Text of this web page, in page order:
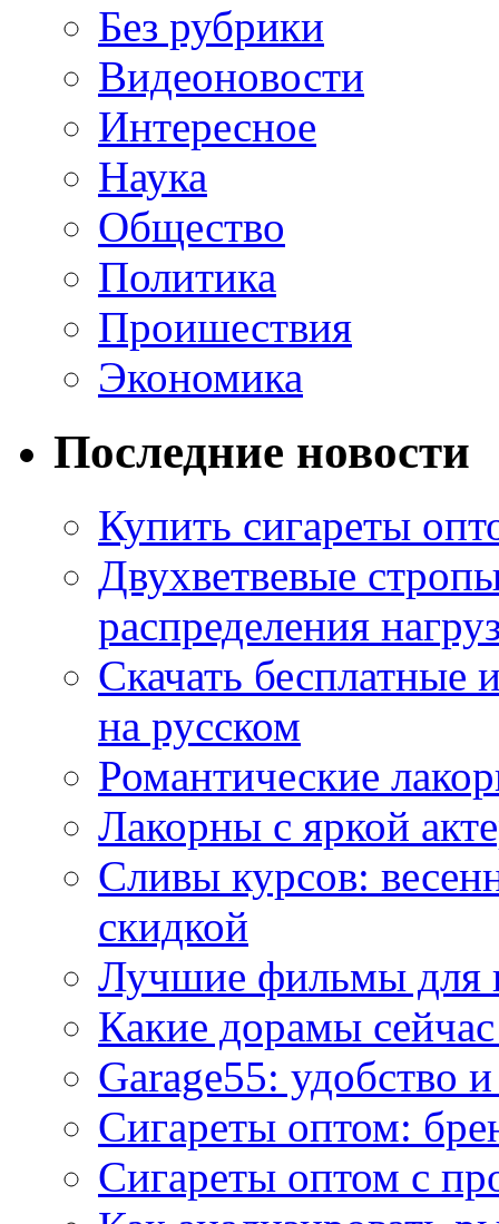
Без рубрики
Видеоновости
Интересное
Наука
Общество
Политика
Проишествия
Экономика
Последние новости
Купить сигареты
Двухветвевые
распределения
Скачать
на русском
Романтические
Лакорны с яркой
Сливы курсов:
скидкой
Лучшие фильмы для
Какие дорамы
Garage55: удобство
Сигареты оптом:
Сигареты оптом с